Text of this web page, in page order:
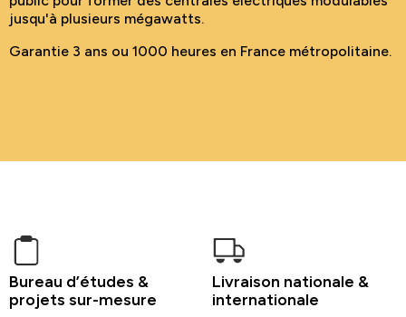
jusqu'à plusieurs mégawatts.
Garantie 3 ans ou 1000 heures en France métropolitaine.
Bureau d’études &
projets sur-mesure
Livraison nationale &
internationale